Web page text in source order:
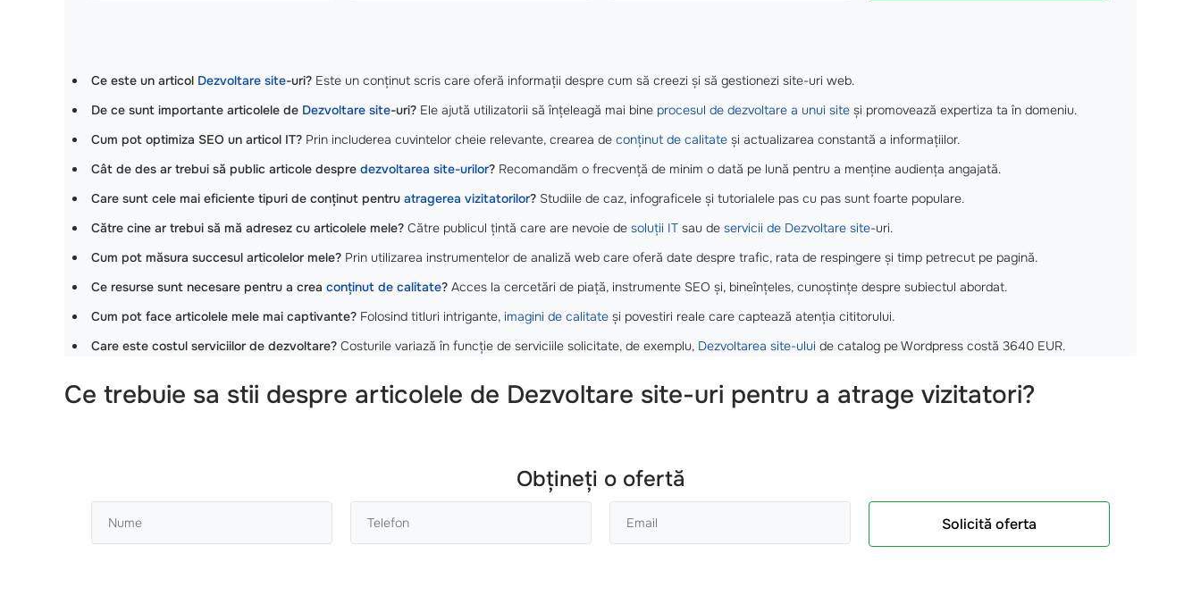
Ce este un articol Dezvoltare site-uri? Este un conținut scris care oferă informații despre cum să creezi și să gestionezi site-uri web.
De ce sunt importante articolele de Dezvoltare site-uri? Ele ajută utilizatorii să înțeleagă mai bine procesul de dezvoltare a unui site și promovează expertiza ta în domeniu.
Cum pot optimiza SEO un articol IT? Prin includerea cuvintelor cheie relevante, crearea de conținut de calitate și actualizarea constantă a informațiilor.
Cât de des ar trebui să public articole despre dezvoltarea site-urilor? Recomandăm o frecvență de minim o dată pe lună pentru a menține audiența angajată.
Care sunt cele mai eficiente tipuri de conținut pentru atragerea vizitatorilor? Studiile de caz, infograficele și tutorialele pas cu pas sunt foarte populare.
Către cine ar trebui să mă adresez cu articolele mele? Către publicul țintă care are nevoie de soluții IT sau de servicii de Dezvoltare site-uri.
Cum pot măsura succesul articolelor mele? Prin utilizarea instrumentelor de analiză web care oferă date despre trafic, rata de respingere și timp petrecut pe pagină.
Ce resurse sunt necesare pentru a crea conținut de calitate? Acces la cercetări de piață, instrumente SEO și, bineînțeles, cunoștințe despre subiectul abordat.
Cum pot face articolele mele mai captivante? Folosind titluri intrigante, imagini de calitate și povestiri reale care captează atenția cititorului.
Care este costul serviciilor de dezvoltare? Costurile variază în funcție de serviciile solicitate, de exemplu, Dezvoltarea site-ului de catalog pe Wordpress costă 3640 EUR.
Ce trebuie sa stii despre articolele de Dezvoltare site-uri pentru a atrage vizitatori?
Obțineți o ofertă
Solicită oferta